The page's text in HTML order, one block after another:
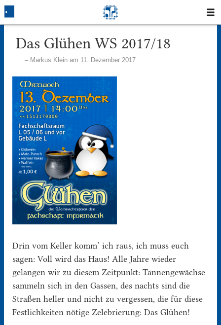
Startseite
Blog
Fotos
Klausuren
Studium
Protokolle
Ausleihe
Das Glühen WS 2017/18
Markus Klein am 11. Dezember 2017
Drin vom Keller komm’ ich raus, ich muss euch
sagen: Voll wird das Haus! Alle Jahre wieder
gelangen wir zu diesem Zeitpunkt: Tannengewächse
sammeln sich in den Gassen, des nachts sind die
Straßen heller und nicht zu vergessen, die für diese
Festlichkeiten nötige Zelebrierung: Das Glühen!